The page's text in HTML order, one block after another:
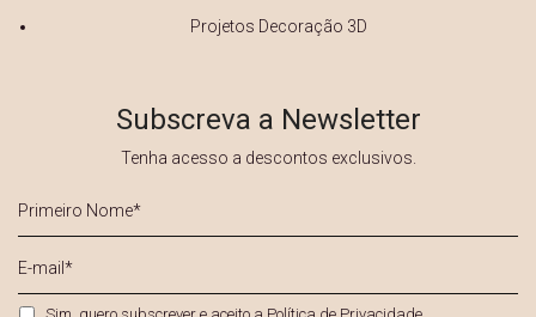
Projetos Decoração 3D
Subscreva a Newsletter
Tenha acesso a descontos exclusivos.
Primeiro
Nome
*
E-
mail